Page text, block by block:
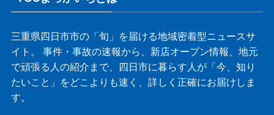
三重県四日市市の「旬」を届ける地域密着型ニュースサ
イト。 事件・事故の速報から、新店オープン情報、地元
で頑張る人の紹介まで、四日市に暮らす人が「今、知り
たいこと」をどこよりも速く、詳しく正確にお届けしま
す。